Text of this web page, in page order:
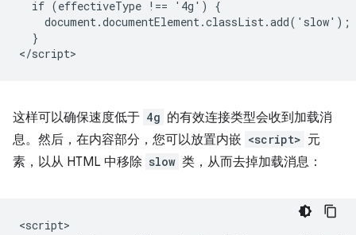
  if (effectiveType !== '4g') {
    document.documentElement.classList.add('slow');
  }
这样可以确保速度低于 4g 的有效连接类型会收到加载消
息。然后，在内容部分，您可以放置内嵌 <script> 元
素，以从 HTML 中移除 slow 类，从而去掉加载消息：
<script>